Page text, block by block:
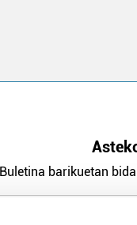
Buletina barikuetan